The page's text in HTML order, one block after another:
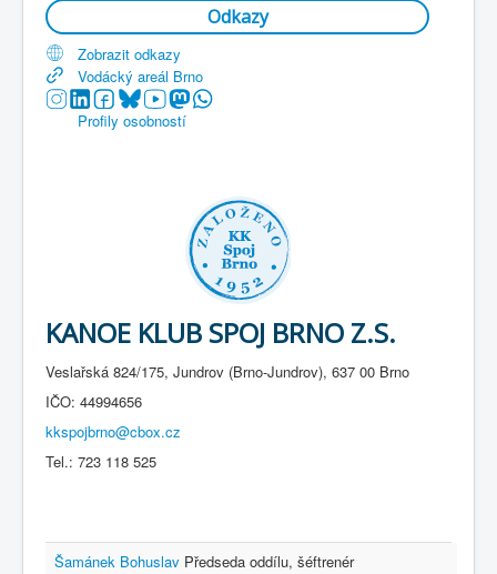
Odkazy
Zobrazit odkazy
Vodácký areál Brno
Profily osobností
KANOE KLUB SPOJ BRNO Z.S.
Veslařská 824/175, Jundrov (Brno-Jundrov), 637 00 Brno
IČO: 44994656
kkspojbrno@cbox.cz
Tel.: 723 118 525
Šamánek Bohuslav Předseda oddílu, šéftrenér